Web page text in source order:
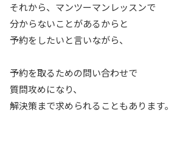
それから、マンツーマンレッスンで
分からないことがあるからと
予約をしたいと言いながら、
予約を取るための問い合わせで
質問攻めになり、
解決策まで求められることもあります。